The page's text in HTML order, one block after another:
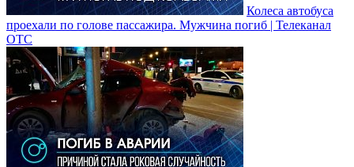
Колеса автобуса
проехали по голове пассажира. Мужчина погиб | Телеканал
ОТС